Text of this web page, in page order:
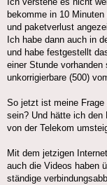
bekomme in 10
und paketverlust
Ich habe dann auch in
und habe festgestellt
einer Stunde
unkorrigierbare (500)
So jetzt ist meine
sein? Und hätte ich den
von der Telekom
Mit dem jetzigen
auch die Videos haben
ständige